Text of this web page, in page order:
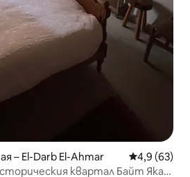
– El-Darb El-Ahmar Средна
4,9 (63)
квартал Байт Якан